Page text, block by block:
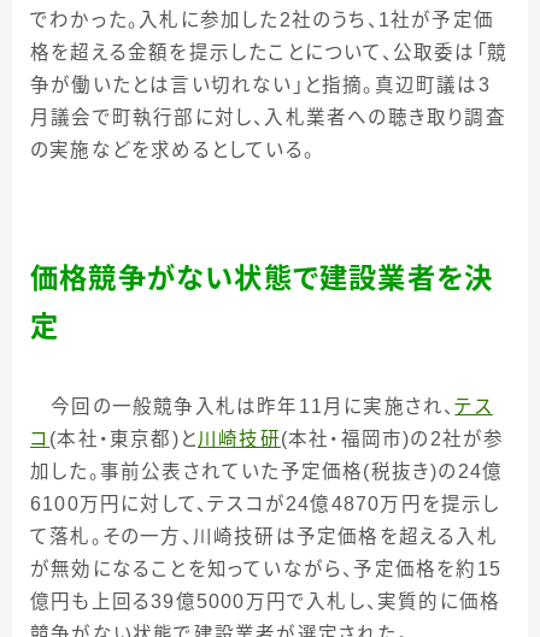
でわかった。入札に参加した 2社のうち、 1社が予定価
格を超える金額を提示したことについて、公取委は「競
争が働いたとは言い切れない」と指摘。真辺町議は3
月議会で町執行部に対し、入札業者への聴き取り調査
の実施などを求めるとしている。
価格競争がない状態で建設業者を決
定
今回の一般競争入札は昨年 11 月に実施され、テス
コ (本社・東京都) と川崎技研(本社・福岡市)の 2社が参
加した。事前公表されていた予定価格(税抜き)の 24億
6100万円に対して、テスコが24億4870万円を提示し
て落札。その一方、川崎技研は予定価格を超える入札
が無効になることを知っていながら、予定価格を約 15
億円も上回る39億5000万円で入札し、実質的に価格